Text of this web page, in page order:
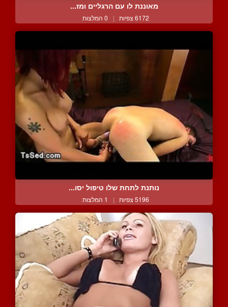
מאוננת לו עם הרגליים ומז...
6172 צפיות | 0 המלצות
נותנת לתחת שלו טיפול יסו...
5196 צפיות | 1 המלצות